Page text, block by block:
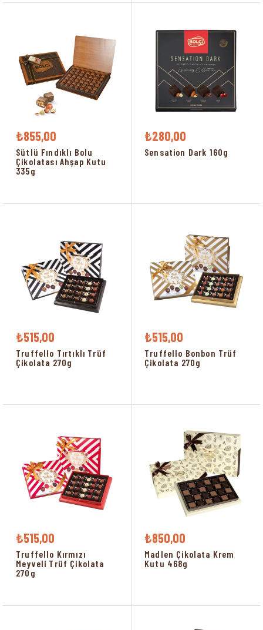
₺855,00
Sütlü Fındıklı Bolu
Çikolatası Ahşap Kutu
335g
₺280,00
Sensation Dark 160g
₺515,00
Truffello Tırtıklı Trüf
Çikolata 270g
₺515,00
Truffello Bonbon Trüf
Çikolata 270g
₺515,00
Truffello Kırmızı
Meyveli Trüf Çikolata
270g
₺850,00
Madlen Çikolata Krem
Kutu 468g